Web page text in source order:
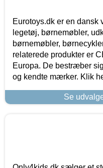
Eurotoys.dk er en dansk
legetøj, børnemøbler,
børnemøbler,
relaterede produkter er
Europa. De bestræber
og kendte mærker. Klik
Se